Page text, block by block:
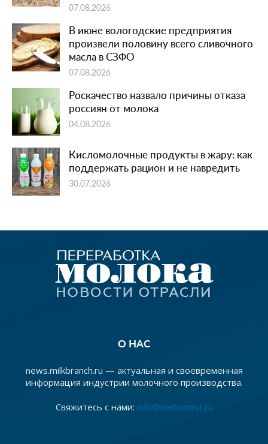
07.08.2026
В июне вологодские предприятия
произвели половину всего сливочного
масла в СЗФО
07.08.2026
Роскачество назвало причины отказа
россиян от молока
04.08.2026
Кисломолочные продукты в жару: как
поддержать рацион и не навредить
30.07.2026
О НАС
news.milkbranch.ru — актуальная и своевременная
информация индустрии молочного производства.
Свяжитесь с нами: info@vedomost.ru